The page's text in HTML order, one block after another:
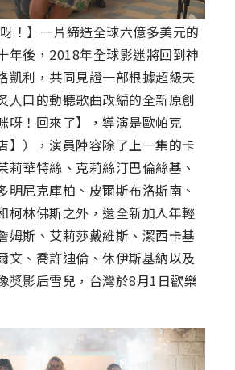
！】一片締造全球六億多美元的
年後，2018年全球影迷將回到神
凱利，共同見證一部根據超級天
人口的動聽歌曲改編的全新原創
呀！回來了】，導演是歐帕克
】），演員陣容除了上一集的卡
莉華特絲、克莉絲汀巴倫絲基、
明尼克庫柏、皮爾斯布洛斯南、
柯林佛斯之外，還全新加入年輕
姆斯、艾莉莎戴維斯、潔西卡基
文、喬許迪倫、休伊斯基納以及
獎影后雪兒，台灣於8月1日歡樂